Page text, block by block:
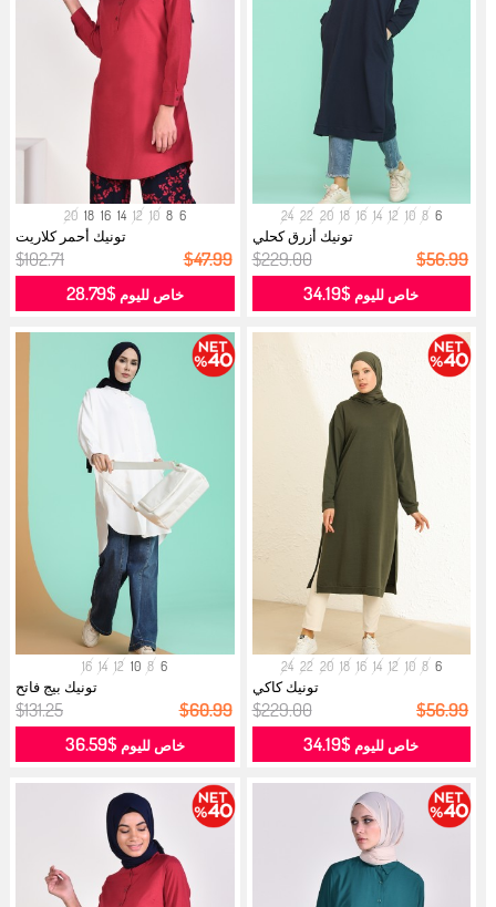
6
8
10
12
14
16
18
20
22
24
تونيك أزرق كحلي
$229.00 $56.99
خاص لليوم $34.19
6
8
10
12
14
16
18
20
تونيك أحمر كلاريت
$102.71 $47.99
خاص لليوم$28.79
6
8
10
12
14
16
18
20
22
24
تونيك كاكي
$229.00 $56.99
خاص لليوم $34.19
6
8
10
12
14
16
تونيك بيج فاتح
$131.25 $60.99
خاص لليوم$36.59